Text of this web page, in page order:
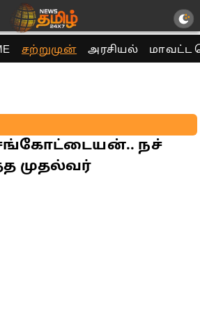
சற்றுமுன் அரசியல் மாவட்ட
நச்
முதல்வர்